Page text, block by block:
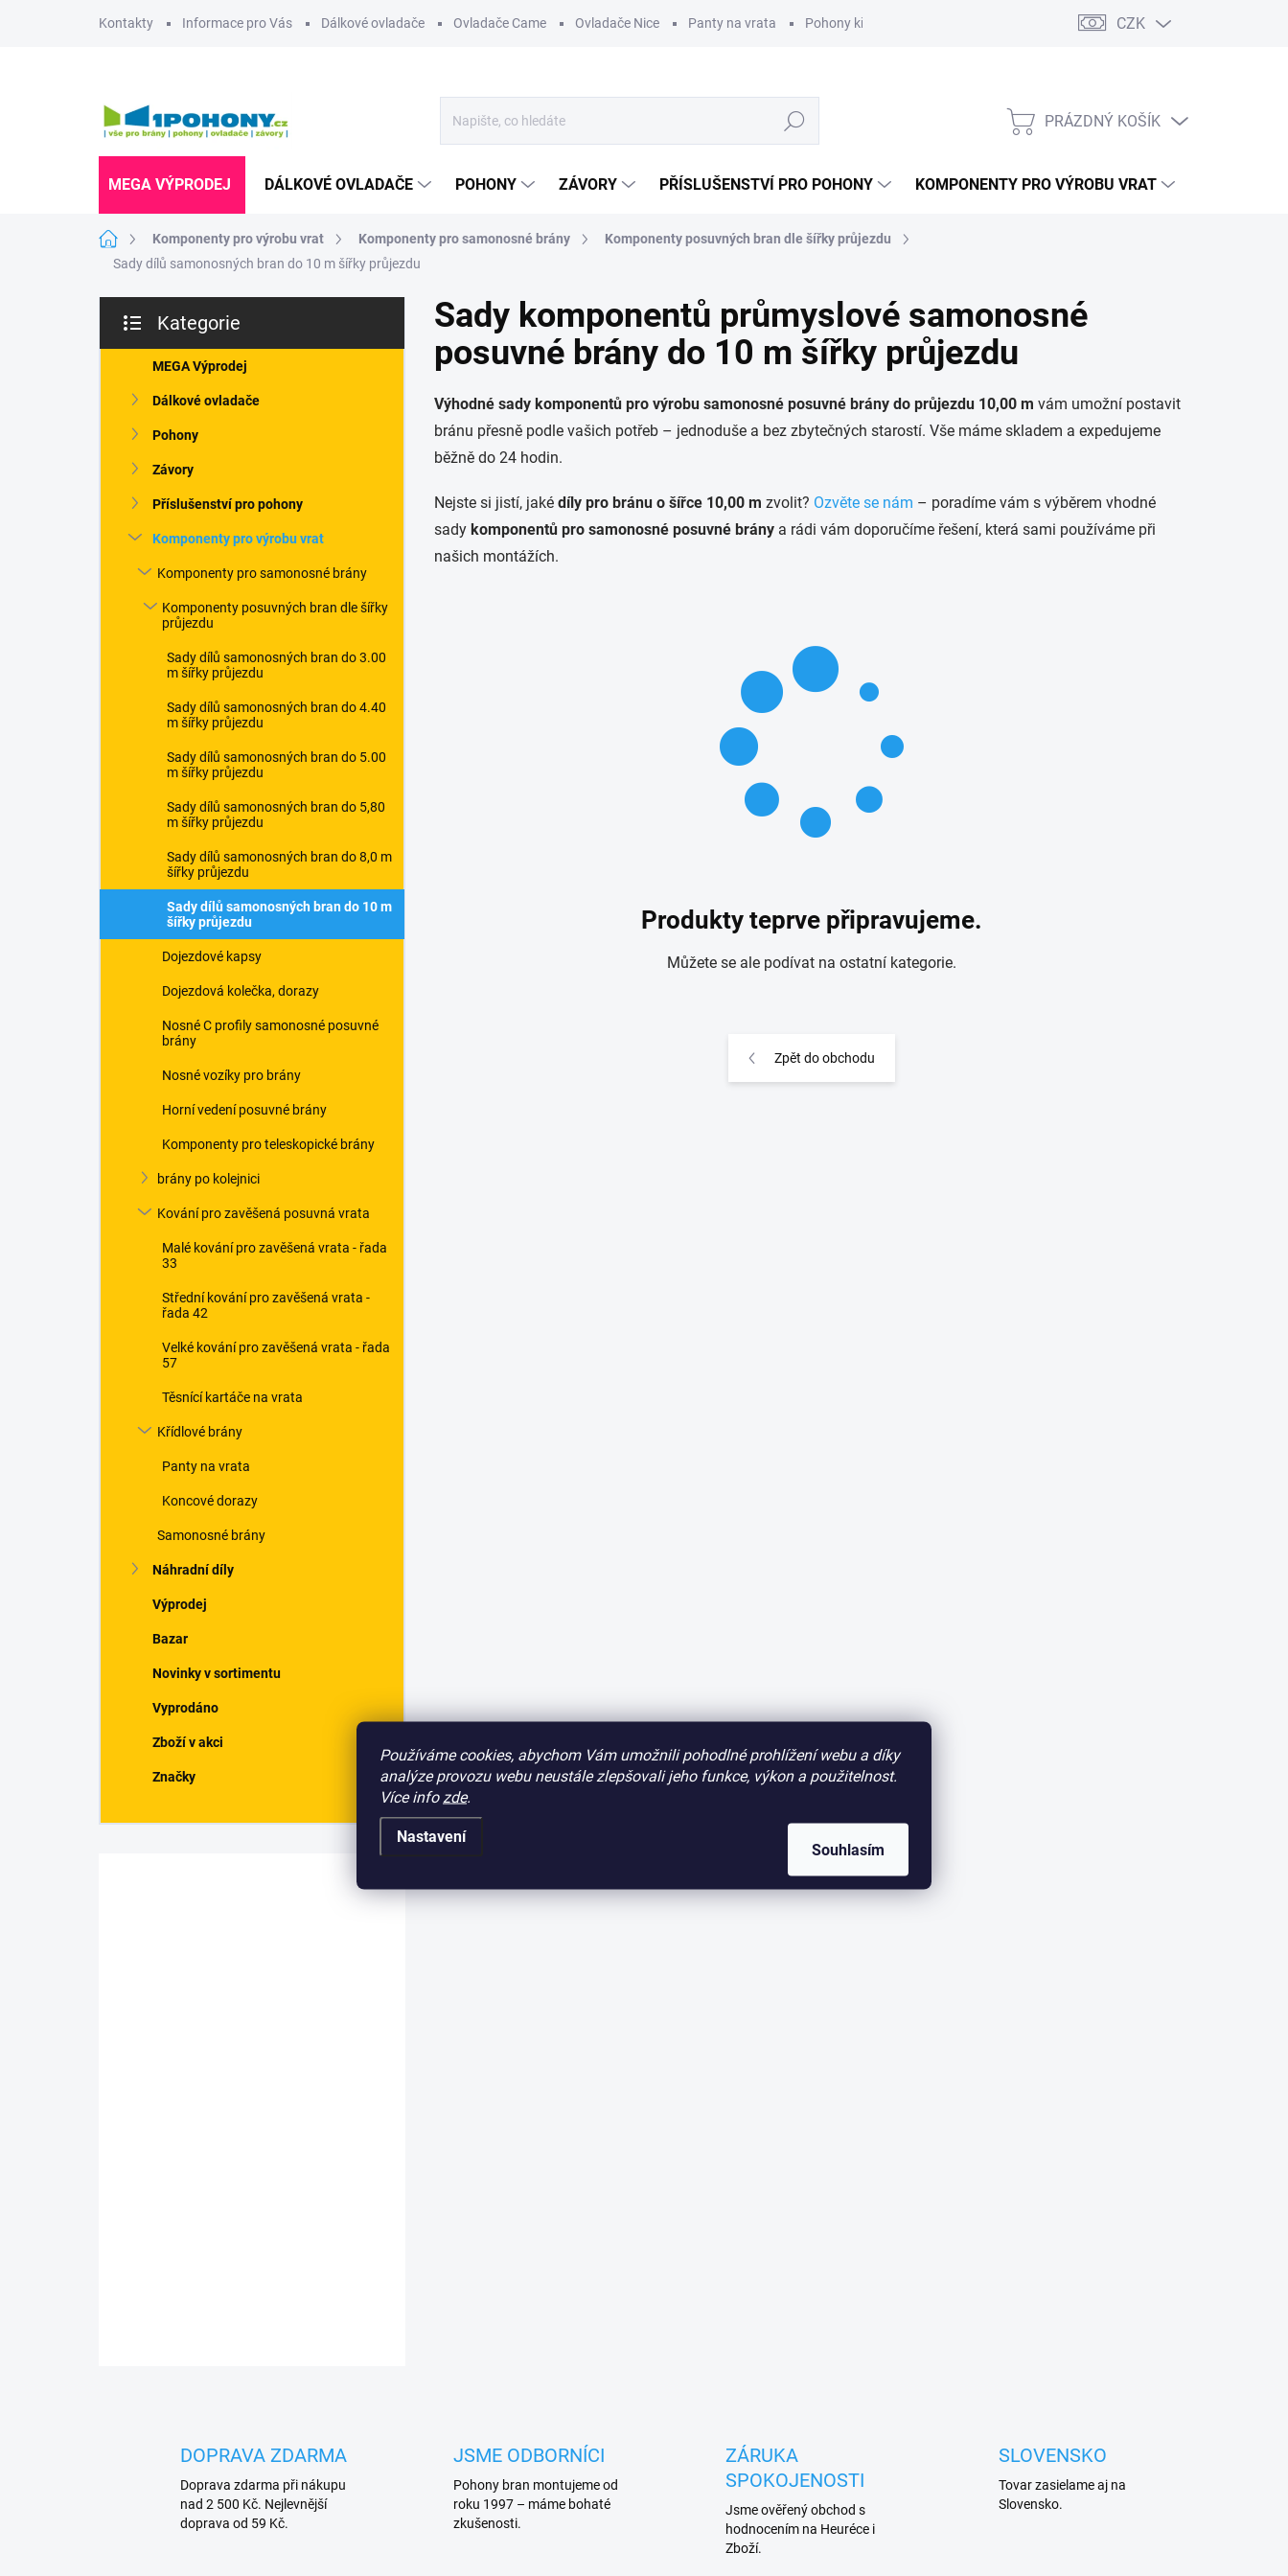
Používáme cookies, abychom Vám umožnili pohodlné prohlížení webu a díky
analýze provozu webu neustále zlepšovali jeho funkce, výkon a použitelnost.
Více info zde.
Nastavení
Souhlasím
Kontakty Informace pro Vás Dálkové ovladače Ovladače Came Ovladače Nice Panty na vrata Pohony křídlových bran Pohony posuvných bran Pohony garážových
CZK
Hledat
NÁKUPNÍ
PRÁZDNÝ KOŠÍK
MEGA VÝPRODEJ DÁLKOVÉ OVLADAČE POHONY ZÁVORY PŘÍSLUŠENSTVÍ PRO POHONY KOMPONENTY PRO VÝROBU VRAT
Domů Komponenty pro výrobu vrat Komponenty pro samonosné brány
Komponenty posuvných bran dle šířky průjezdu
Sady dílů samonosných bran do 10 m šířky průjezdu
s
kategorie
Kategorie
MEGA Výprodej
Dálkové ovladače
Pohony
Závory
Příslušenství pro pohony
Komponenty pro výrobu vrat
Komponenty pro samonosné brány
Komponenty posuvných bran dle šířky
průjezdu
Sady dílů samonosných bran do 3.00
m šířky průjezdu
Sady dílů samonosných bran do 4.40
m šířky průjezdu
Sady dílů samonosných bran do 5.00
m šířky průjezdu
Sady dílů samonosných bran do 5,80
m šířky průjezdu
Sady dílů samonosných bran do 8,0 m
šířky průjezdu
Sady dílů samonosných bran do 10 m
šířky průjezdu
Dojezdové kapsy
Dojezdová kolečka, dorazy
Nosné C profily samonosné posuvné
brány
Nosné vozíky pro brány
Horní vedení posuvné brány
Komponenty pro teleskopické brány
brány po kolejnici
Kování pro zavěšená posuvná vrata
Malé kování pro zavěšená vrata - řada
33
Střední kování pro zavěšená vrata -
řada 42
Velké kování pro zavěšená vrata - řada
57
Těsnící kartáče na vrata
Křídlové brány
Panty na vrata
Koncové dorazy
Samonosné brány
Náhradní díly
Výprodej
Bazar
Novinky v sortimentu
Vyprodáno
Zboží v akci
Značky
Sady komponentů průmyslové samonosné
posuvné brány do 10 m šířky průjezdu
Výhodné sady komponentů pro výrobu samonosné posuvné brány do průjezdu 10,00 m vám umožní postavit
bránu přesně podle vašich potřeb – jednoduše a bez zbytečných starostí. Vše máme skladem a expedujeme
běžně do 24 hodin.
Nejste si jistí, jaké díly pro bránu o šířce 10,00 m zvolit? Ozvěte se nám – poradíme vám s výběrem vhodné
sady komponentů pro samonosné posuvné brány a rádi vám doporučíme řešení, která sami používáme při
našich montážích.
Produkty teprve připravujeme.
Můžete se ale podívat na ostatní kategorie.
Zpět do obchodu
DOPRAVA ZDARMA
Doprava zdarma při nákupu
nad 2 500 Kč. Nejlevnější
doprava od 59 Kč.
JSME ODBORNÍCI
Pohony bran montujeme od
roku 1997 – máme bohaté
zkušenosti.
ZÁRUKA
SPOKOJENOSTI
Jsme ověřený obchod s
hodnocením na Heuréce i
Zboží.
SLOVENSKO
Tovar zasielame aj na
Slovensko.